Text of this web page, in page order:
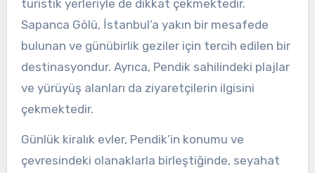
turistik yerleriyle de dikkat çekmektedir.
Sapanca Gölü, İstanbul’a yakın bir mesafede
bulunan ve günübirlik geziler için tercih edilen bir
destinasyondur. Ayrıca, Pendik sahilindeki plajlar
ve yürüyüş alanları da ziyaretçilerin ilgisini
çekmektedir.
Günlük kiralık evler, Pendik’in konumu ve
çevresindeki olanaklarla birleştiğinde, seyahat